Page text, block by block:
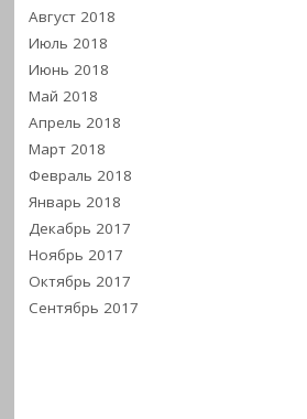
Август 2018
Июль 2018
Июнь 2018
Май 2018
Апрель 2018
Март 2018
Февраль 2018
Январь 2018
Декабрь 2017
Ноябрь 2017
Октябрь 2017
Сентябрь 2017